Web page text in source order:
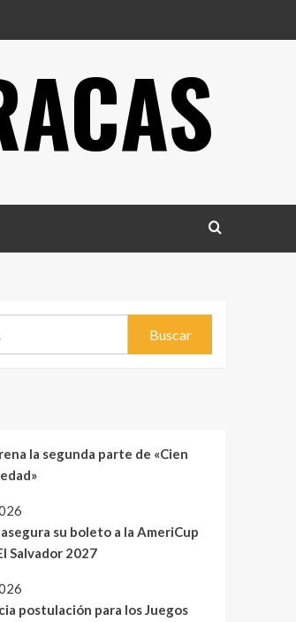
la segunda parte de «Cien
su boleto a la AmeriCup
Salvador 2027
postulación para los Juegos